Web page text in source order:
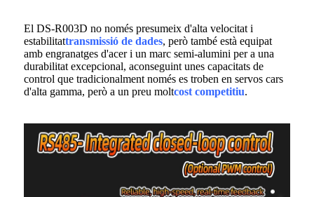
El DS-R003D no només presumeix d'alta velocitat i
estabilitattransmissió de dades, però també està equipat
amb engranatges d'acer i un marc semi-alumini per a una
durabilitat excepcional, aconseguint unes capacitats de
control que tradicionalment només es troben en servos cars
d'alta gamma, però a un preu moltcost competitiu.